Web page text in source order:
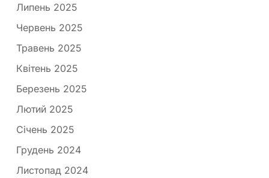
Липень 2025
Червень 2025
Травень 2025
Квітень 2025
Березень 2025
Лютий 2025
Січень 2025
Грудень 2024
Листопад 2024